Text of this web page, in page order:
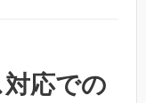
応での